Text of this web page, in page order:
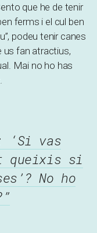
que he de tenir
ferms i el cul ben
podeu tenir canes
us fan atractius,
Mai no ho has
‘Si vas
queixis si
No ho